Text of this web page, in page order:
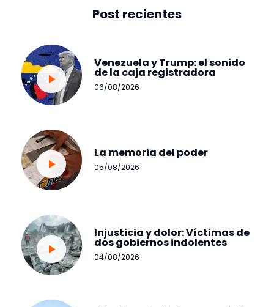
Post recientes
Venezuela y Trump: el sonido
de la caja registradora
06/08/2026
La memoria del poder
05/08/2026
Injusticia y dolor: Víctimas de
dos gobiernos indolentes
04/08/2026